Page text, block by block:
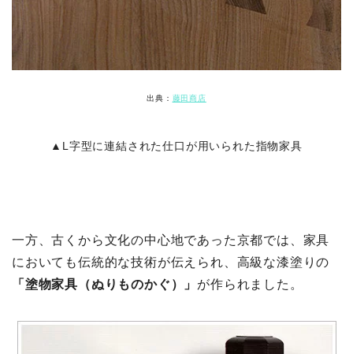
出典： 藤田商店
▲L字型に連結された仕口が用いられた指物家具
一方、古くから文化の中心地であった京都では、家具
においても伝統的な技術が伝えられ、高級な漆塗りの
「塗物家具（ぬりものかぐ）」 が作られました。